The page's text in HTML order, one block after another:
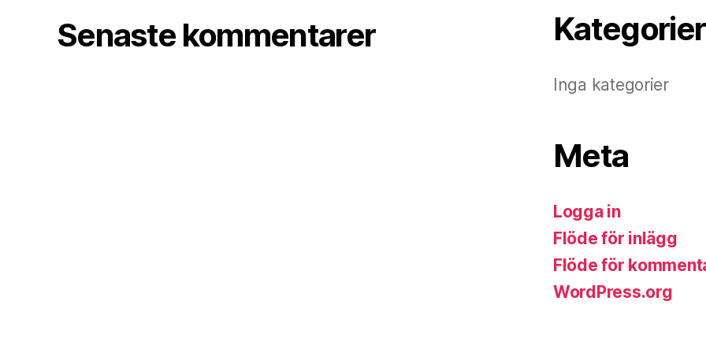
Senaste kommentarer Kategorier
Inga kategorier
Meta
Logga in
Flöde för inlägg
Flöde för
WordPress.org